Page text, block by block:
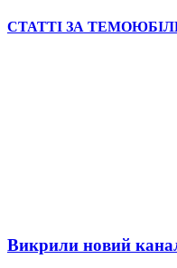
СТАТТІ ЗА ТЕМОЮ
Викрили новий